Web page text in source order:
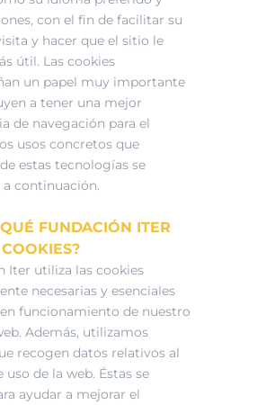
con el fin de facilitar su
y hacer que el sitio le
útil. Las cookies
un papel muy importante
a tener una mejor
de navegación para el
usos concretos que
estas tecnologías se
a continuación.
FUNDACIÓN ITER
Iter utiliza las cookies
necesarias y esenciales
funcionamiento de nuestro
Además, utilizamos
recogen datos relativos al
uso de la web. Éstas se
ayudar a mejorar el